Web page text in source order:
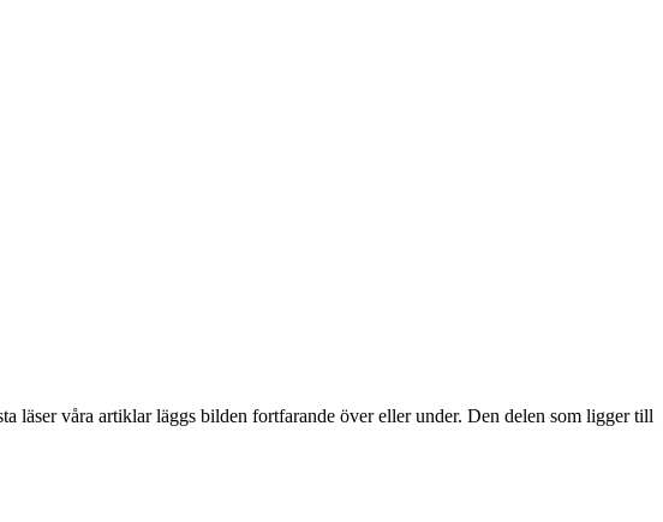
läser våra artiklar läggs bilden fortfarande över eller under. Den delen som ligger till